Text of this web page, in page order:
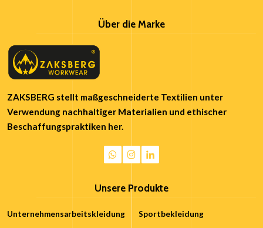
Über die Marke
ZAKSBERG stellt maßgeschneiderte Textilien unter
Verwendung nachhaltiger Materialien und ethischer
Beschaffungspraktiken her.
Unsere Produkte
Unternehmensarbeitskleidung Sportbekleidung